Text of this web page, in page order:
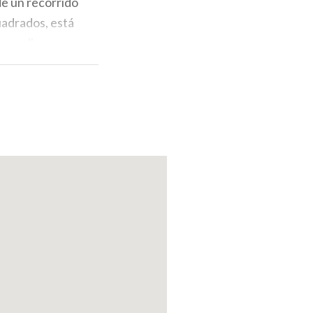
está
de gran
nani (fuente
en
Carlotta